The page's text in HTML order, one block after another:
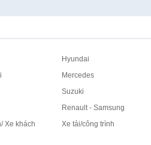
Hyundai
Mercedes
Suzuki
Renault - Samsung
Xe khách
Xe tải/công trình